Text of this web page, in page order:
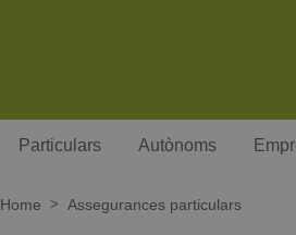
Particulars Autònoms
Home Assegurances particulars